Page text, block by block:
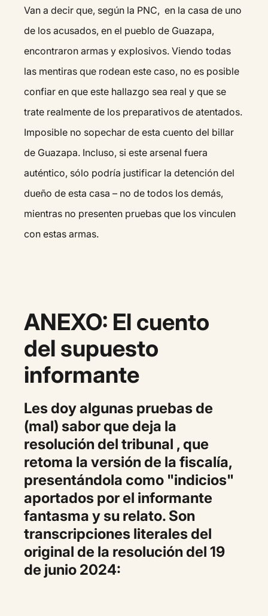
Van a decir que, según la PNC, en la casa de uno
de los acusados, en el pueblo de Guazapa,
encontraron armas y explosivos. Viendo todas
las mentiras que rodean este caso, no es posible
confiar en que este hallazgo sea real y que se
trate realmente de los preparativos de atentados.
Imposible no sopechar de esta cuento del billar
de Guazapa. Incluso, si este arsenal fuera
auténtico, sólo podría justificar la detención del
dueño de esta casa – no de todos los demás,
mientras no presenten pruebas que los vinculen
con estas armas.
ANEXO: El cuento
del supuesto
informante
Les doy algunas pruebas de
(mal) sabor que deja la
resolución del tribunal , que
retoma la versión de la fiscalía,
presentándola como "indicios"
aportados por el informante
fantasma y su relato. Son
transcripciones literales del
original de la resolución del 19
de junio 2024: